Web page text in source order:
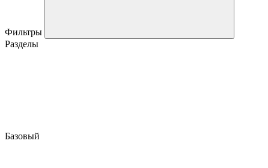
Фильтры
Разделы
Базовый